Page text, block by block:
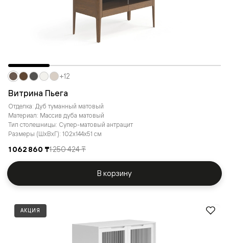
Витрина Пьега
Отделка: Дуб туманный матовый
Материал: Массив дуба матовый
Тип столешницы: Супер-матовый антрацит
Размеры (ШxВxГ): 102x144x51 см
1 062 860 ₸1 250 424 ₸
+12
В корзину
АКЦИЯ